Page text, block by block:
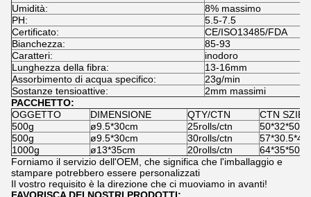
Umidità:
8% massimo
PH:
5.5-7.5
Certificato:
CE/ISO13485/FDA
Bianchezza:
85-93
Caratteri:
inodoro
Lunghezza della fibra:
13-16mm
Assorbimento di acqua specifico:
23g/min
Sostanze tensioattive:
2mm massimi
PACCHETTO:
OGGETTO
DIMENSIONE QTY/CTN
CTN SZIE
500g
ø9.5*30cm 25rolls/ctn
500g
ø9.5*30cm 30rolls/ctn
1000g
ø13*35cm 20rolls/ctn
Forniamo il servizio dell'OEM, che significa che l'imballaggio e
stampare potrebbero essere personalizzati
Il vostro requisito è la direzione che ci muoviamo in avanti!